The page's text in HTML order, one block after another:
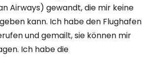
Airways) gewandt, die mir keine
kann. Ich habe den Flughafen
und gemailt, sie können mir
Ich habe die